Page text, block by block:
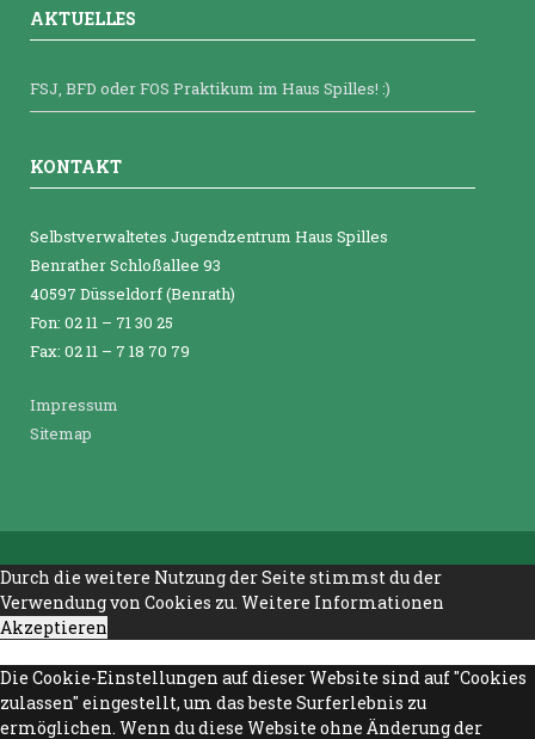
AKTUELLES
FSJ, BFD oder FOS Praktikum im Haus Spilles! :)
KONTAKT
Selbstverwaltetes Jugendzentrum Haus Spilles
Benrather Schloßallee 93
40597 Düsseldorf (Benrath)
Fon: 02 11 – 71 30 25
Fax: 02 11 – 7 18 70 79
Impressum
Sitemap
Durch die weitere Nutzung der Seite stimmst du der
Verwendung von Cookies zu. Weitere Informationen
Akzeptieren
Die Cookie-Einstellungen auf dieser Website sind auf "Cookies
zulassen" eingestellt, um das beste Surferlebnis zu
ermöglichen. Wenn du diese Website ohne Änderung der